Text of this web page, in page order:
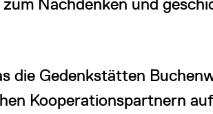
die Gedenkstätten
Kooperationspartnern